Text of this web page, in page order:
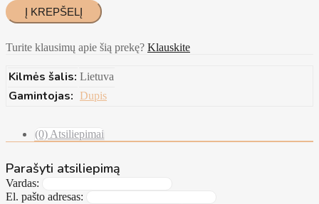
Turite klausimų apie šią prekę? Klauskite
Kilmės šalis: Lietuva
Gamintojas: Dupis
(0) Atsiliepimai
Parašyti atsiliepimą
Vardas:
El. pašto adresas: